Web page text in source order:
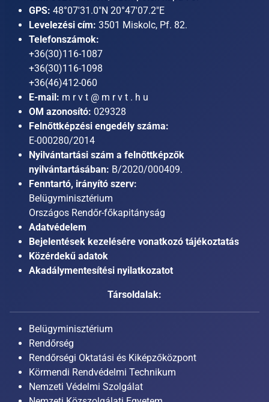
GPS: 48°07'31.0"N 20°47'07.2"E
Levelezési cím: 3501 Miskolc, Pf. 82.
Telefonszámok:
+36(30)116-1087
+36(30)116-1098
+36(46)412-060
E-mail: m r v t @ m r v t . h u
OM azonosító: 029328
Felnőttképzési engedély száma:
E-000280/2014
Nyilvántartási szám a felnőttképzők
nyilvántartásában: B/2020/000409.
Fenntartó, irányító szerv:
Belügyminisztérium
Országos Rendőr-főkapitányság
Adatvédelem
Bejelentések kezelésére vonatkozó tájékoztatás
Közérdekű adatok
Akadálymentesítési nyilatkozatot
Társoldalak:
Belügyminisztérium
Rendőrség
Rendőrségi Oktatási és Kiképzőközpont
Körmendi Rendvédelmi Technikum
Nemzeti Védelmi Szolgálat